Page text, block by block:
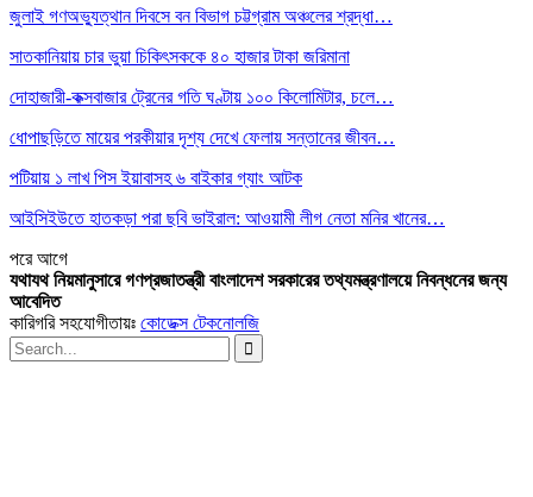
জুলাই গণঅভ্যুত্থান দিবসে বন বিভাগ চট্টগ্রাম অঞ্চলের শ্রদ্ধা…
সাতকানিয়ায় চার ভুয়া চিকিৎসককে ৪০ হাজার টাকা জরিমানা
দোহাজারী-কক্সবাজার ট্রেনের গতি ঘণ্টায় ১০০ কিলোমিটার, চলে…
ধোপাছড়িতে মায়ের পরকীয়ার দৃশ্য দেখে ফেলায় সন্তানের জীবন…
পটিয়ায় ১ লাখ পিস ইয়াবাসহ ৬ বাইকার গ্যাং আটক
আইসিইউতে হাতকড়া পরা ছবি ভাইরাল: আওয়ামী লীগ নেতা মনির খানের…
পরেআগে
যথাযথ নিয়মানুসারে গণপ্রজাতন্ত্রী বাংলাদেশ সরকারের তথ্যমন্ত্রণালয়ে নিবন্ধনের জন্য
আবেদিত
কারিগরি সহযোগীতায়ঃ কোডেক্স টেকনোলজি